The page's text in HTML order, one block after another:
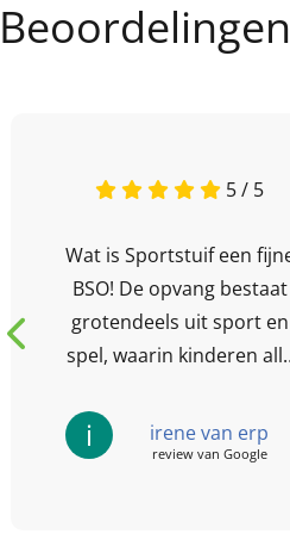
Beoordelingen
5 / 5
Wat is Sportstuif een fijne
BSO! De opvang bestaat
grotendeels uit sport en
spel, waarin kinderen alle
kennen. Winnen,
verliezen,...
i irene van erp
review van Google